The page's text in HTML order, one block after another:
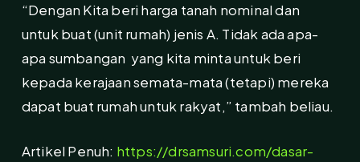
“Dengan Kita beri harga tanah nominal dan
untuk buat (unit rumah) jenis A. Tidak ada apa-
apa sumbangan yang kita minta untuk beri
kepada kerajaan semata-mata (tetapi) mereka
dapat buat rumah untuk rakyat,” tambah beliau.
Artikel Penuh: https://drsamsuri.com/dasar-